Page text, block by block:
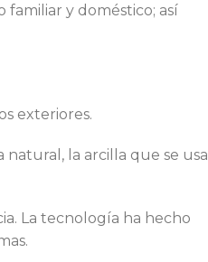
y doméstico; así
exteriores.
natural, la arcilla que se usa
La tecnología ha hecho